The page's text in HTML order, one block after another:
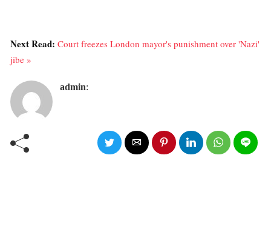
Next Read: Court freezes London mayor's punishment over 'Nazi'
jibe »
admin: